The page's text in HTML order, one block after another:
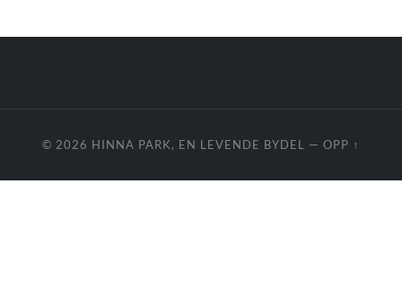
© 2026 HINNA PARK, EN LEVENDE BYDEL — OPP ↑